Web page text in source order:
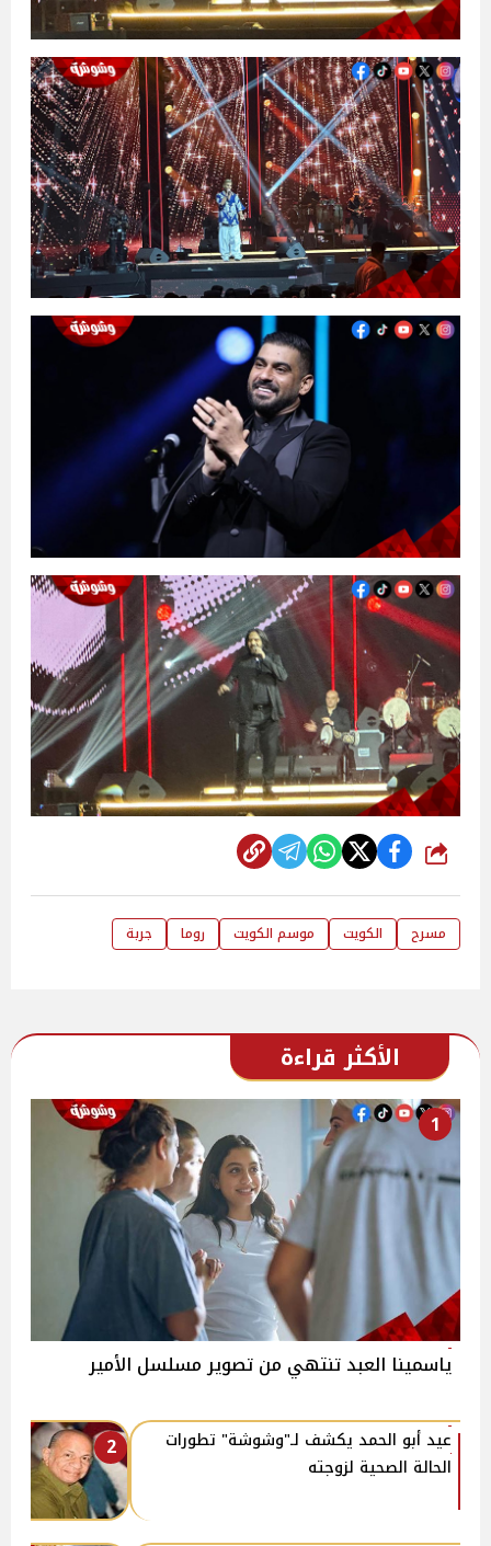
شارك
مسرح الكويت موسم الكويت روما جربة
الأكثر قراءة
1
ياسمينا العبد تنتهي من تصوير مسلسل الأمير
2
عيد أبو الحمد يكشف لـ"وشوشة" تطورات
الحالة الصحية لزوجته